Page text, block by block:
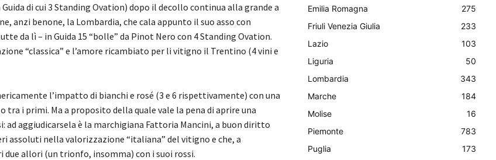
di cui 3 Standing Ovation) dopo il decollo continua alla grande a
anzi benone, la Lombardia, che cala appunto il suo asso con
da lì – in Guida 15 “bolle” da Pinot Nero con 4 Standing Ovation.
“classica” e l’amore ricambiato per li vitigno il Trentino (4 vini e
l’impatto di bianchi e rosé (3 e 6 rispettivamente) con una
tra i primi. Ma a proposito della quale vale la pena di aprire una
ad aggiudicarsela è la marchigiana Fattoria Mancini, a buon diritto
assoluti nella valorizzazione “italiana” del vitigno e che, a
allori (un trionfo, insomma) con i suoi rossi.
Emilia Romagna
275
Friuli Venezia Giulia
233
Lazio
103
Liguria
50
Lombardia
343
Marche
184
Molise
16
Piemonte
783
Puglia
173